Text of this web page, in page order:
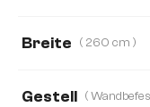
Breite ( 260 cm )
Gestell